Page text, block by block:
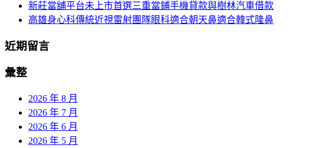
新莊當舖平台未上市首選三重當鋪手機貸款與樹林汽車借款
高雄身心科傳統近視雷射團隊眼科適合朝天鼻適合韓式隆鼻
近期留言
彙整
2026 年 8 月
2026 年 7 月
2026 年 6 月
2026 年 5 月